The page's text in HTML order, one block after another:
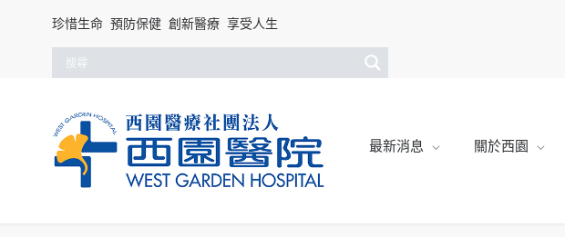
珍惜生命 預防保健 創新醫療 享受人生
最新消息 關於西園